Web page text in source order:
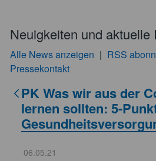
Neuigkeiten und aktuelle
Alle News anzeigen | RSS
Pressekontakt
PK Was wir aus der
lernen sollten: 5-
06.05.21